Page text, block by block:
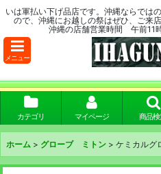
いは軍払い下げ品店です。沖縄ならでは
ので、沖縄にお越しの祭
沖縄の店舗営業時間 午前
メニュー
カテゴリ マイページ 商品
ホーム > グローブ ミトン > ケミカルグ